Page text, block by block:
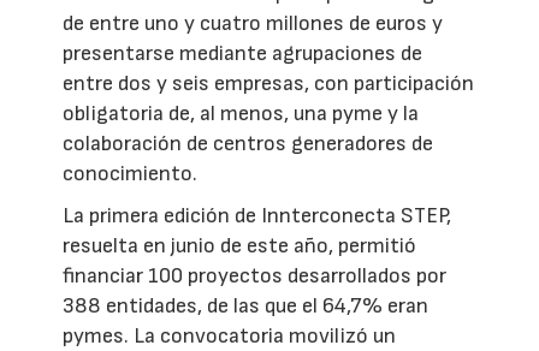
de entre uno y cuatro millones de euros y
presentarse mediante agrupaciones de
entre dos y seis empresas, con participación
obligatoria de, al menos, una pyme y la
colaboración de centros generadores de
conocimiento.
La primera edición de Innterconecta STEP,
resuelta en junio de este año, permitió
financiar 100 proyectos desarrollados por
388 entidades, de las que el 64,7% eran
pymes. La convocatoria movilizó un